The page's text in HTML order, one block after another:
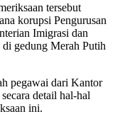
tersebut
korupsi Pengurusan
Imigrasi dan
di gedung Merah Putih
pegawai dari Kantor
detail hal-hal
ini.